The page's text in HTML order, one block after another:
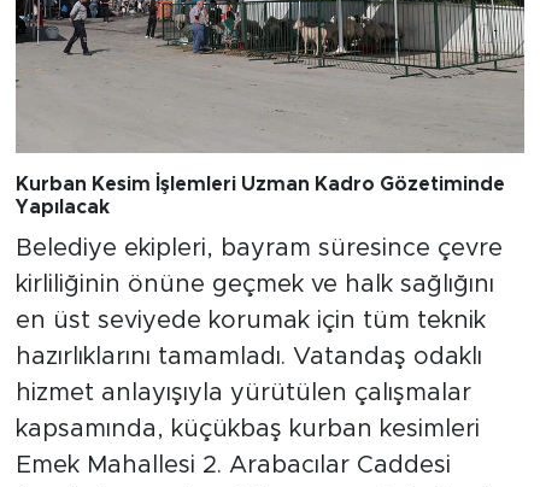
Kurban Kesim İşlemleri Uzman Kadro Gözetiminde
Yapılacak
Belediye ekipleri, bayram süresince çevre
kirliliğinin önüne geçmek ve halk sağlığını
en üst seviyede korumak için tüm teknik
hazırlıklarını tamamladı. Vatandaş odaklı
hizmet anlayışıyla yürütülen çalışmalar
kapsamında, küçükbaş kurban kesimleri
Emek Mahallesi 2. Arabacılar Caddesi